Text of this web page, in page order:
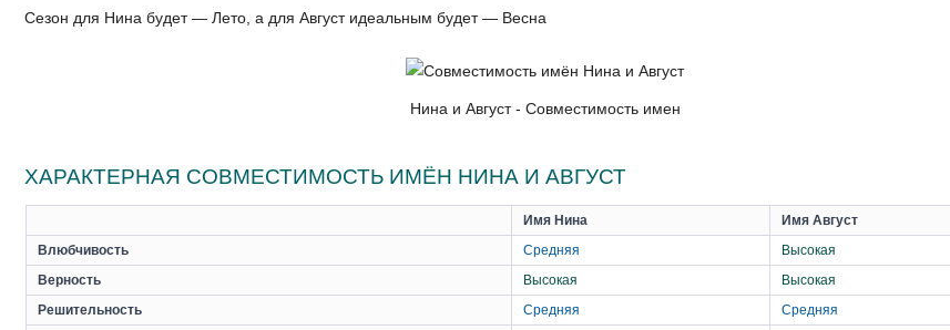
Сезон для Нина будет — Лето, а для Август идеальным будет — Весна
Нина и Август - Совместимость имен
ХАРАКТЕРНАЯ СОВМЕСТИМОСТЬ ИМЁН НИНА И АВГУСТ
Имя Нина
Имя Август
Влюбчивость
Средняя
Высокая
Верность
Высокая
Высокая
Решительность
Средняя
Средняя